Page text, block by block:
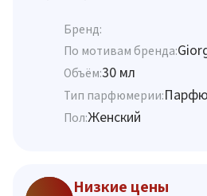
Бренд:
По мотивам бренда:
Объём:30 мл
Тип парфюмерии:
Пол:Женский
Низкие цены